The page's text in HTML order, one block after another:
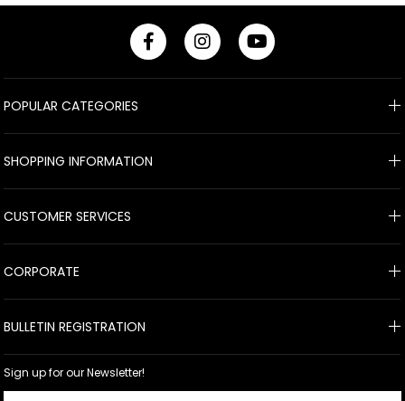
POPULAR CATEGORIES
SHOPPING INFORMATION
CUSTOMER SERVICES
CORPORATE
BULLETIN REGISTRATION
Sign up for our Newsletter!